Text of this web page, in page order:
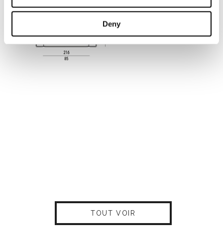
Deny
TOUT VOIR